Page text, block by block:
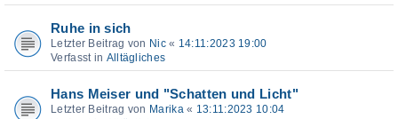
Ruhe in sich
Letzter Beitrag von Nic« 14:11:2023 19:00
Verfasst in Alltägliches
Hans Meiser und "Schatten und Licht"
Letzter Beitrag von Marika« 13:11:2023 10:04